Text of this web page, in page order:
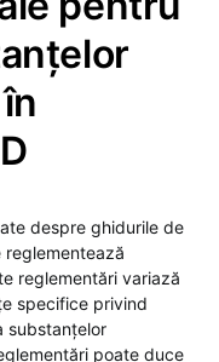
despre ghidurile de
reglementează
reglementări variază
specifice privind
substanțelor
poate duce